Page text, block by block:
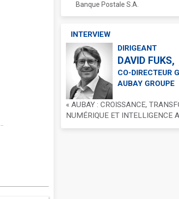
Banque Postale S.A.
INTERVIEW
DIRIGEANT
DAVID FUKS,
CO-DIRECTEUR
AUBAY GROUPE
« AUBAY : CROISSANCE,
NUMÉRIQUE ET INTELLIGENCE